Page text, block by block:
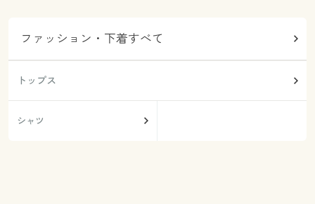
ファッション・下着すべて
トップス
シャツ